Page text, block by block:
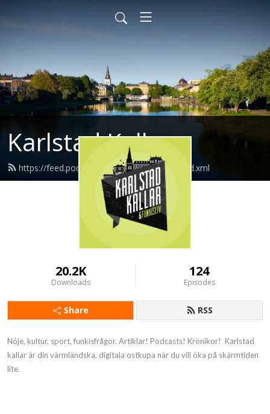
Karlstad Kallar
https://feed.podbean.com/karlstadkallar/feed.xml
20.2K
Downloads
124
Episodes
Share RSS
Nöje, kultur, sport, funkisfrågor. Artiklar! Podcasts! Krönikor!  Karlstad
kallar är din värmländska, digitala ostkupa när du vill öka på skärmtiden
lite.